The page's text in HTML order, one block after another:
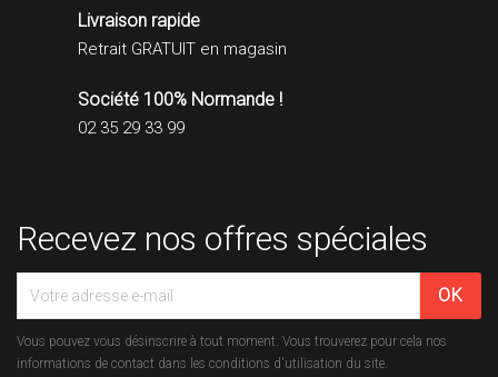
Livraison rapide
Retrait GRATUIT en magasin
Société 100% Normande !
02 35 29 33 99
Recevez nos offres spéciales
Vous pouvez vous désinscrire à tout moment. Vous trouverez pour cela nos
informations de contact dans les conditions d'utilisation du site.